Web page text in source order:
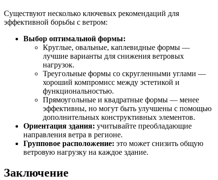
Существуют несколько ключевых рекомендаций для
эффективной борьбы с ветром:
Выбор оптимальной формы:
Круглые, овальные, каплевидные формы —
лучшие варианты для снижения ветровых
нагрузок.
Треугольные формы со скругленными углами —
хороший компромисс между эстетикой и
функциональностью.
Прямоугольные и квадратные формы — менее
эффективны, но могут быть улучшены с помощью
дополнительных конструктивных элементов.
Ориентация здания: учитывайте преобладающие
направления ветра в регионе.
Групповое расположение: это может снизить общую
ветровую нагрузку на каждое здание.
Заключение